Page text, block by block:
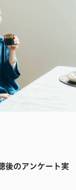
後のアンケート実